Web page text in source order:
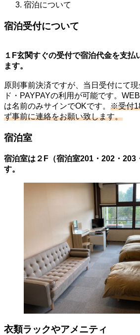
宿泊について
宿泊受付について
１F玄関すぐの受付で宿泊代金を支払
ます。
原則事前決済ですが、当日受付にて
ド・PAYPAYの利用が可能です。
は名前のみサインでOKです。 ※受付
ず事前に連絡をお願い致します。
宿泊室
宿泊室は２F（宿泊室201・202・203
す。
衣類ラックやアメニティ